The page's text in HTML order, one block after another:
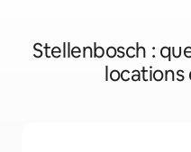
Stellenbosch :
locations